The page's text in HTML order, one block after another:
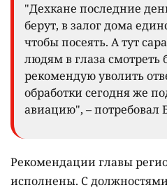
"Дехкане последние
берут, в залог дома
чтобы посеять. А тут
людям в глаза смотреть
рекомендую уволить
обработки сегодня же
авиацию", – потребовал
Рекомендации главы
исполнены. С